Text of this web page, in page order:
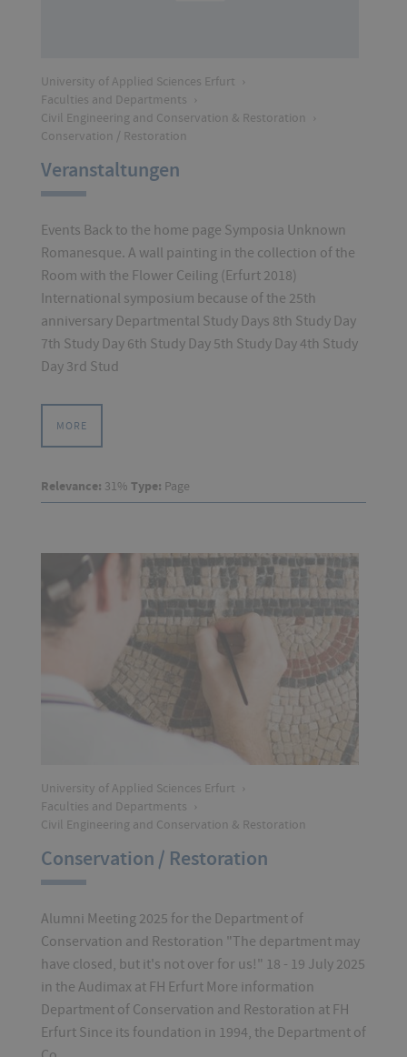
University of Applied Sciences Erfurt ›
Faculties and Departments ›
Civil Engineering and Conservation & Restoration ›
Conservation / Restoration
Veranstaltungen
Events Back to the home page Symposia Unknown
Romanesque. A wall painting in the collection of the
Room with the Flower Ceiling (Erfurt 2018)
International symposium because of the 25th
anniversary Departmental Study Days 8th Study Day
7th Study Day 6th Study Day 5th Study Day 4th Study
Day 3rd Stud
MORE
Relevance: 31% Type: Page
University of Applied Sciences Erfurt ›
Faculties and Departments ›
Civil Engineering and Conservation & Restoration
Conservation / Restoration
Alumni Meeting 2025 for the Department of
Conservation and Restoration "The department may
have closed, but it's not over for us!" 18 - 19 July 2025
in the Audimax at FH Erfurt More information
Department of Conservation and Restoration at FH
Erfurt Since its foundation in 1994, the Department of